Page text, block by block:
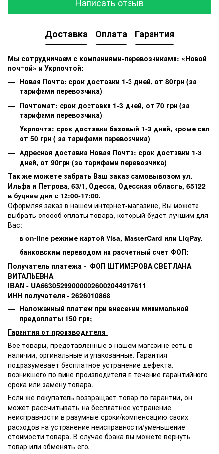
Доставка Оплата Гарантия
Мы сотрудничаем с компаниями-перевозчиками: «Новой
почтой» и Укрпочтой:
Новая Почта: срок доставки 1-3 дней, от 80грн (за
тарифами перевозчика)
Почтомат: срок доставки 1-3 дней, от 70 грн (за
тарифами перевозчика)
Укрпочта: срок доставки базовый 1-3 дней, кроме сел
от 50 грн ( за тарифами перевозчика)
Адресная доставка Новая Почта: срок доставки 1-3
дней, от 90грн (за тарифами перевозчика)
Так же можете забрать Ваш заказ самовывозом ул.
Ильфа и Петрова, 63/1, Одесса, Одесская область, 65122
в будние дни с 12:00-17:00.
Оформляя заказ в нашем интернет-магазине, Вы можете
выбрать способ оплаты товара, который будет лучшим для
Вас:
в on-line режиме картой Visa, MasterCard или LiqPay.
банковским переводом на расчетный счет ФОП:
Получатель платежа - ФОП ШТИМЕРОВА СВЕТЛАНА
ВИТАЛЬЕВНА
IBAN - UA663052990000026002044917611
ИНН получателя - 2626010868
Наложенный платеж при внесении минимальной
предоплаты 150 грн;
Гарантия от производителя
Все товары, представленные в нашем магазине есть в
наличии, оргинальные и упакованные. Гарантия
подразумевает бесплатное устранение дефекта,
возникшего по вине производителя в течение гарантийного
срока или замену товара.
Если же покупатель возвращает товар по гарантии, он
может рассчитывать на бесплатное устранение
неисправности в разумные сроки/компенсацию своих
расходов на устранение неисправности/уменьшение
стоимости товара. В случае брака вы можете вернуть
товар или обменять его.